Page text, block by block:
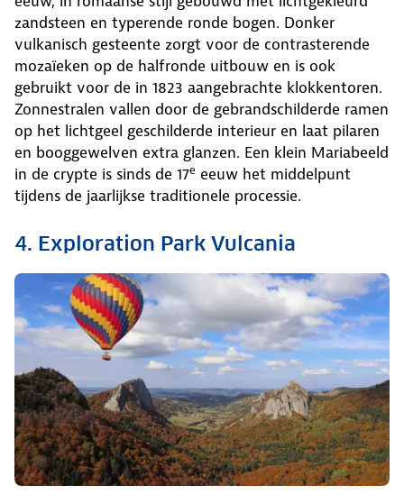
zandsteen en typerende ronde bogen. Donker
vulkanisch gesteente zorgt voor de contrasterende
mozaïeken op de halfronde uitbouw en is ook
gebruikt voor de in 1823 aangebrachte klokkentoren.
Zonnestralen vallen door de gebrandschilderde ramen
op het lichtgeel geschilderde interieur en laat pilaren
en booggewelven extra glanzen. Een klein Mariabeeld
in de crypte is sinds de 17e eeuw het middelpunt
tijdens de jaarlijkse traditionele processie.
4. Exploration Park Vulcania